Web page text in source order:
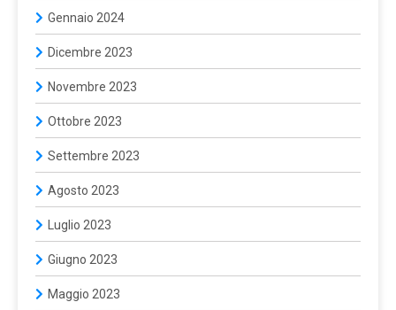
Gennaio 2024
Dicembre 2023
Novembre 2023
Ottobre 2023
Settembre 2023
Agosto 2023
Luglio 2023
Giugno 2023
Maggio 2023